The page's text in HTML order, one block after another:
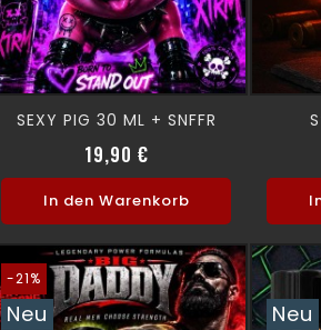
SEXY PIG 30 ML + SNFFR
19,90 €Preis
In den Warenkorb
-21%
Neu Neu